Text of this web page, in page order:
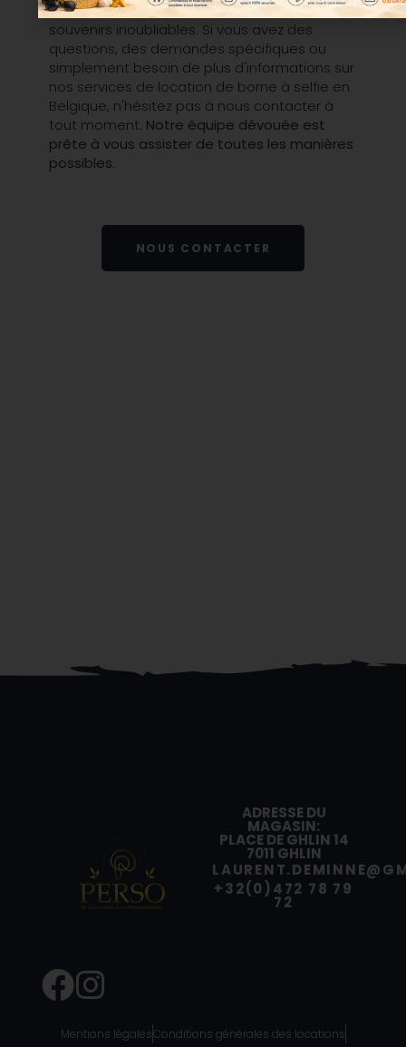
Nous sommes là pour vous aider à créer des
souvenirs inoubliables. Si vous avez des
questions, des demandes spécifiques ou
simplement besoin de plus d'informations sur
nos services de location de borne à selfie en
Belgique, n'hésitez pas à nous contacter à
tout moment. Notre équipe dévouée est
prête à vous assister de toutes les manières
possibles.
NOUS CONTACTER
ADRESSE DU
MAGASIN:
PLACE DE GHLIN 14
7011 GHLIN
+32(0)472 78 79
72
Mentions légalesConditions générales des locations